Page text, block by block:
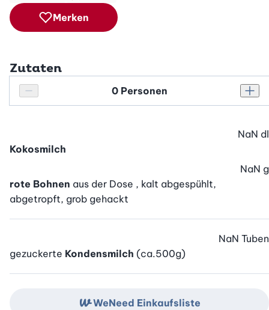
Merken
Zutaten
Personenanzahl verringern
Personenanzahl
Kokosmilch
NaN dl
rote Bohnen aus der Dose , kalt abgespühlt,
abgetropft, grob gehackt
NaN g
gezuckerte Kondensmilch (ca.500g)
NaN Tuben
WeNeed Einkaufsliste